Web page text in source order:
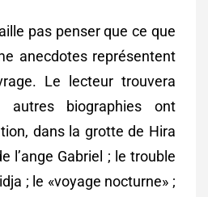
pas penser que ce que
anecdotes représentent
Le lecteur trouvera
biographies ont
dans la grotte de Hira
l’ange Gabriel ; le trouble
; le «voyage nocturne» ;